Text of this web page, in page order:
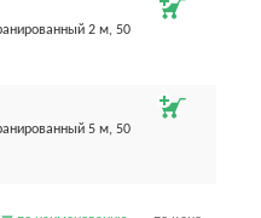
2 м, 50
5 м, 50